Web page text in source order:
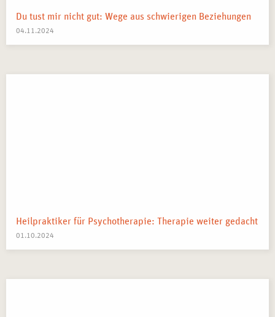
Du tust mir nicht gut: Wege aus schwierigen Beziehungen
04.11.2024
Heilpraktiker für Psychotherapie: Therapie weiter gedacht
01.10.2024